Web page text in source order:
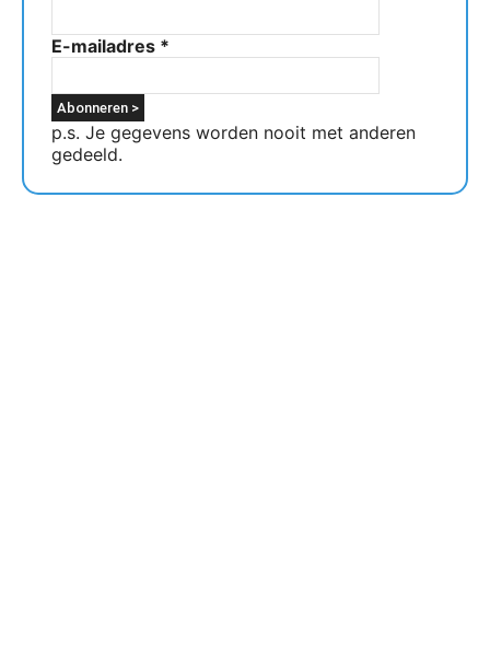
E-mailadres *
p.s. Je gegevens worden nooit met anderen
gedeeld.